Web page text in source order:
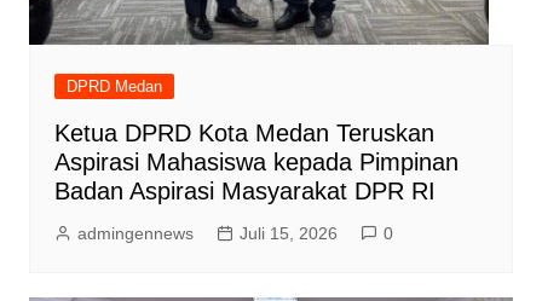
DPRD Medan
Ketua DPRD Kota Medan Teruskan
Aspirasi Mahasiswa kepada Pimpinan
Badan Aspirasi Masyarakat DPR RI
admingennews Juli 15, 2026 0